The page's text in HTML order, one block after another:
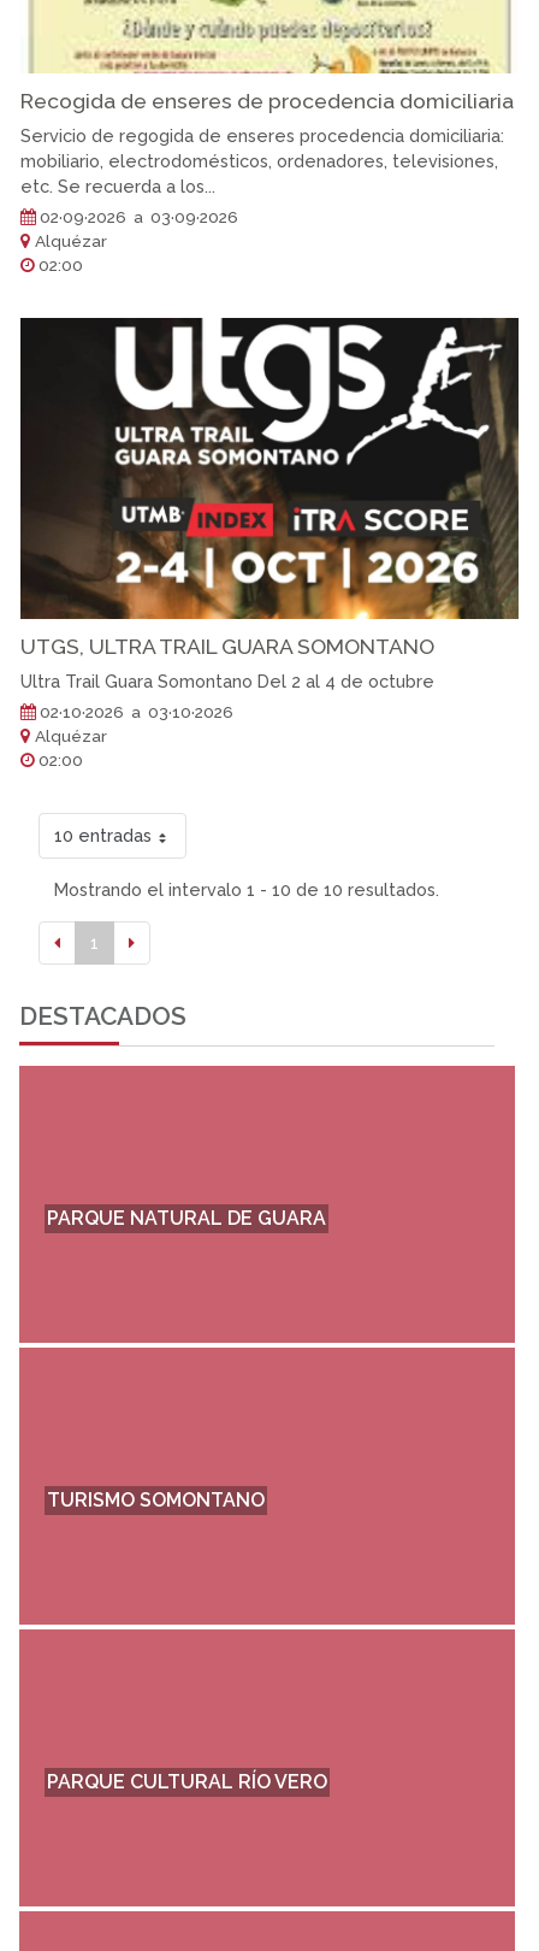
Recogida de enseres de procedencia domiciliaria
Servicio de regogida de enseres procedencia domiciliaria:
mobiliario, electrodomésticos, ordenadores, televisiones,
etc. Se recuerda a los...
02·09·2026 a 03·09·2026
Alquézar
02:00
UTGS, ULTRA TRAIL GUARA SOMONTANO
Ultra Trail Guara Somontano Del 2 al 4 de octubre
02·10·2026 a 03·10·2026
Alquézar
02:00
10 entradas
Mostrando el intervalo 1 - 10 de 10 resultados.
1
DESTACADOS
PARQUE NATURAL DE GUARA
TURISMO SOMONTANO
PARQUE CULTURAL RÍO VERO